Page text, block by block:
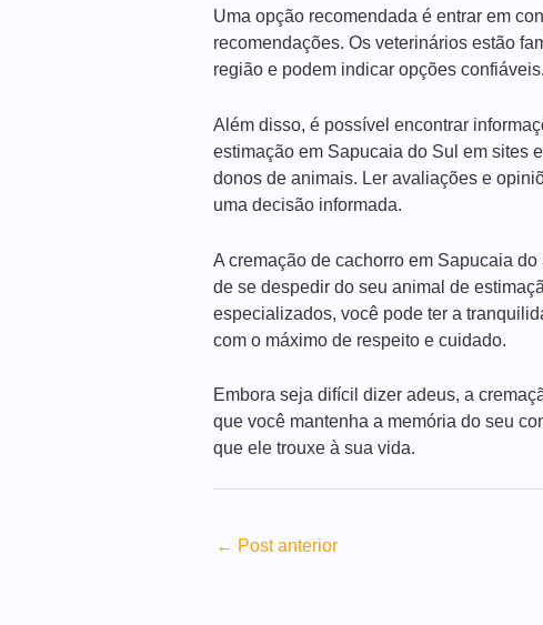
Uma opção recomendada é entrar em
recomendações. Os veterinários estão
região e podem indicar opções confiáveis.
Além disso, é possível encontrar
estimação em Sapucaia do Sul em sites
donos de animais. Ler avaliações e
uma decisão informada.
A cremação de cachorro em Sapucaia
de se despedir do seu animal de
especializados, você pode ter a
com o máximo de respeito e cuidado.
Embora seja difícil dizer adeus, a
que você mantenha a memória do seu
que ele trouxe à sua vida.
← Post anterior